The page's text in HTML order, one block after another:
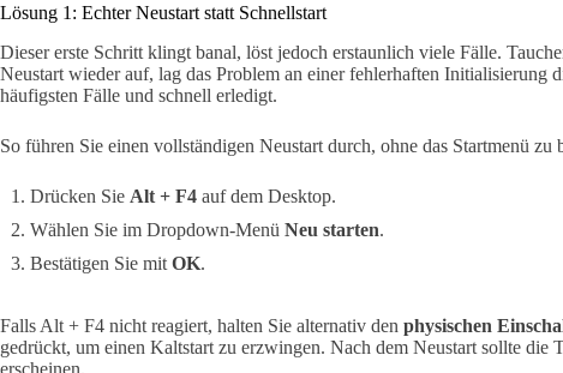
Lösung 1: Echter Neustart statt Schnellstart
Dieser erste Schritt klingt banal, löst jedoch erstaunlich viele Fälle.
Neustart wieder auf, lag das Problem an einer fehlerhaften Initialisierung
häufigsten Fälle und schnell erledigt.
So führen Sie einen vollständigen Neustart durch, ohne das Startmenü zu
Drücken Sie Alt + F4 auf dem Desktop.
Wählen Sie im Dropdown-Menü Neu starten.
Bestätigen Sie mit OK.
Falls Alt + F4 nicht reagiert, halten Sie alternativ den physischen
gedrückt, um einen Kaltstart zu erzwingen. Nach dem Neustart sollte die
erscheinen.